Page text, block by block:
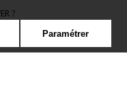
?
Paramétrer